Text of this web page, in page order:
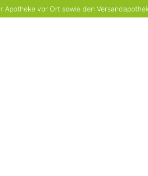
Apotheke vor Ort sowie den